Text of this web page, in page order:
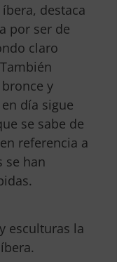
destaca
por ser de
claro
y
día sigue
se sabe de
referencia a
se han
esculturas la